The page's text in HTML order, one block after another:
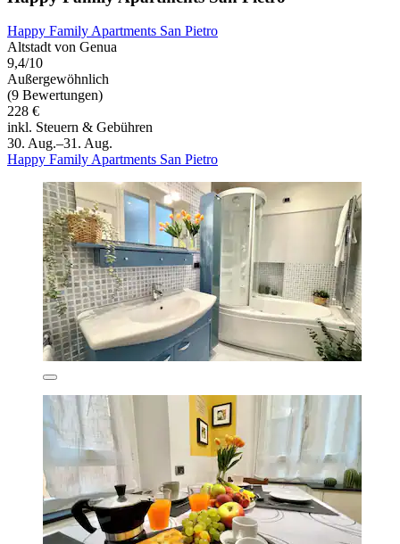
Happy Family Apartments San Pietro
Altstadt von Genua
9,4/10
Außergewöhnlich
(9 Bewertungen)
228 €
inkl. Steuern & Gebühren
30. Aug.–31. Aug.
Happy Family Apartments San Pietro